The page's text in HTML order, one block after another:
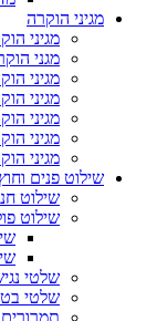
מגיני הוקרה
מגיני
מגני
מגיני
מגיני
מגיני
מגיני
מגיני
שילוט פנים וחוץ
שילוט
שילוט
שלטי
שלטי
תמרורים